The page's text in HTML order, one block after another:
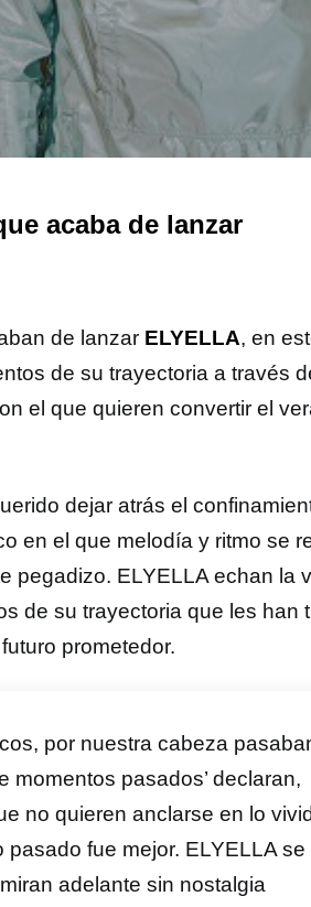
acaba de lanzar
de lanzar ELYELLA, en
de su trayectoria a través
el que quieren convertir el
dejar atrás el
en el que melodía y ritmo se
pegadizo. ELYELLA echan la
de su trayectoria que les han
prometedor.
por nuestra cabeza
pasados’ declaran,
no quieren anclarse en lo
fue mejor. ELYELLA se
adelante sin nostalgia